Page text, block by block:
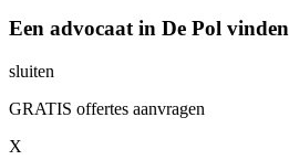
Een advocaat in De Pol vinden
sluiten
GRATIS offertes aanvragen
X